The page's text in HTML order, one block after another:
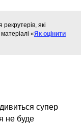
які
«Як оцінити
супер
не буде